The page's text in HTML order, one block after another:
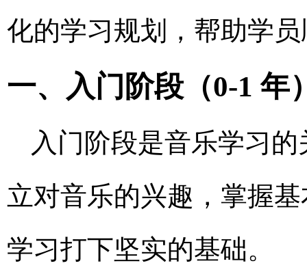
化的学习规划，帮助学
一、入门阶段（0-1 年
入门阶段是音乐学习
立对音乐的兴趣，掌握
学习打下坚实的基础。